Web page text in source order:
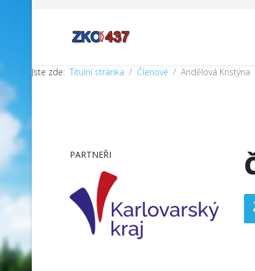
Jste zde: Titulní stránka Členové Andělová Kristýna
PARTNEŘI